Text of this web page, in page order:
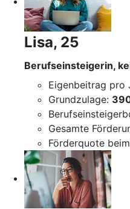
Lisa, 25
Berufseinsteigerin,
Eigenbeitrag pro
Grundzulage:
Gesamte
Förderquote